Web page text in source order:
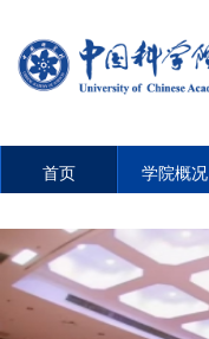
首页 学院概况